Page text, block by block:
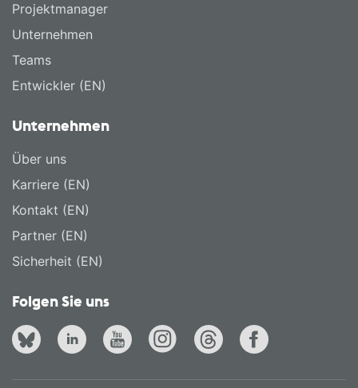
Projektmanager
Unternehmen
Teams
Entwickler (EN)
Unternehmen
Über uns
Karriere (EN)
Kontakt (EN)
Partner (EN)
Sicherheit (EN)
Folgen Sie uns